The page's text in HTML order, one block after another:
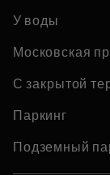
У воды
Московская
С закрытой
Паркинг
Подземный